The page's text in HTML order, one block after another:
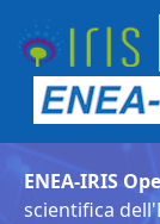
ENEA-IRIS
scientifica